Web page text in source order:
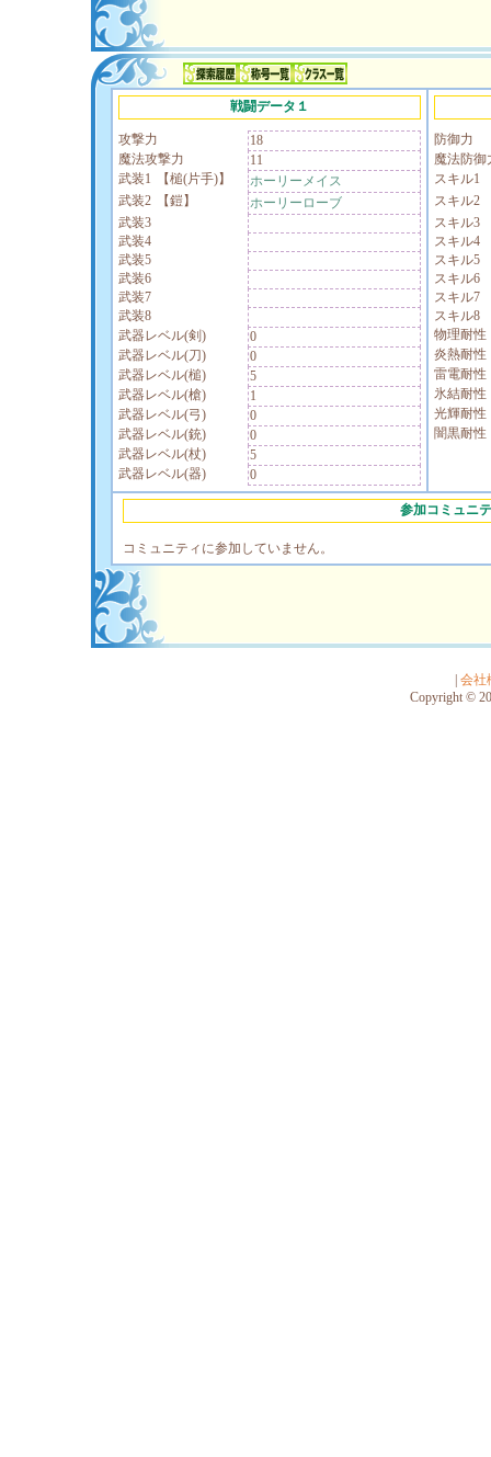
戦闘データ１
攻撃力
18
魔法攻撃力
11
武装1
【槌(片手)】
ホーリーメイス
武装2
【鎧】
ホーリーローブ
武装3
武装4
武装5
武装6
武装7
武装8
武器レベル(剣)
0
武器レベル(刀)
0
武器レベル(槌)
5
武器レベル(槍)
1
武器レベル(弓)
0
武器レベル(銃)
0
武器レベル(杖)
5
武器レベル(器)
0
防御力
魔法防御
スキル1
スキル2
スキル3
スキル4
スキル5
スキル6
スキル7
スキル8
物理耐性
炎熱耐性
雷電耐性
氷結耐性
光輝耐性
闇黒耐性
参加コミュニ
コミュニティに参加していません。
会社
Copyright ©